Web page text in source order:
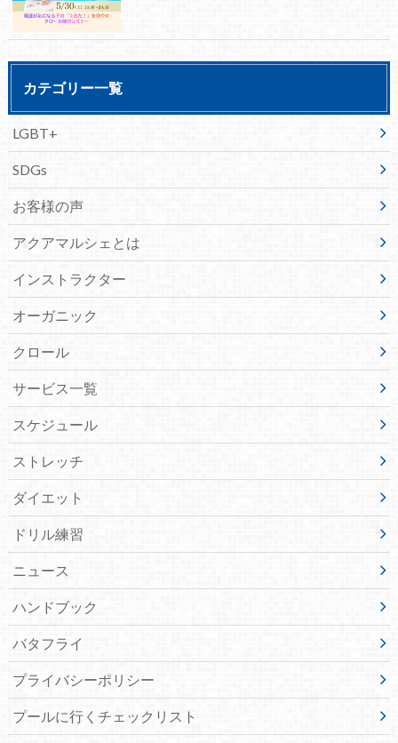
カテゴリー一覧
LGBT+
SDGs
お客様の声
アクアマルシェとは
インストラクター
オーガニック
クロール
サービス一覧
スケジュール
ストレッチ
ダイエット
ドリル練習
ニュース
ハンドブック
バタフライ
プライバシーポリシー
プールに行くチェックリスト